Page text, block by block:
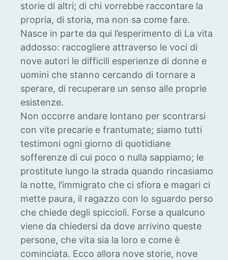
storie di altri; di chi vorrebbe raccontare la
propria, di storia, ma non sa come fare.
Nasce in parte da qui l’esperimento di La vita
addosso: raccogliere attraverso le voci di
nove autori le difficili esperienze di donne e
uomini che stanno cercando di tornare a
sperare, di recuperare un senso alle proprie
esistenze.
Non occorre andare lontano per scontrarsi
con vite precarie e frantumate; siamo tutti
testimoni ogni giorno di quotidiane
sofferenze di cui poco o nulla sappiamo; le
prostitute lungo la strada quando rincasiamo
la notte, l’immigrato che ci sfiora e magari ci
mette paura, il ragazzo con lo sguardo perso
che chiede degli spiccioli. Forse a qualcuno
viene da chiedersi da dove arrivino queste
persone, che vita sia la loro e come è
cominciata. Ecco allora nove storie, nove